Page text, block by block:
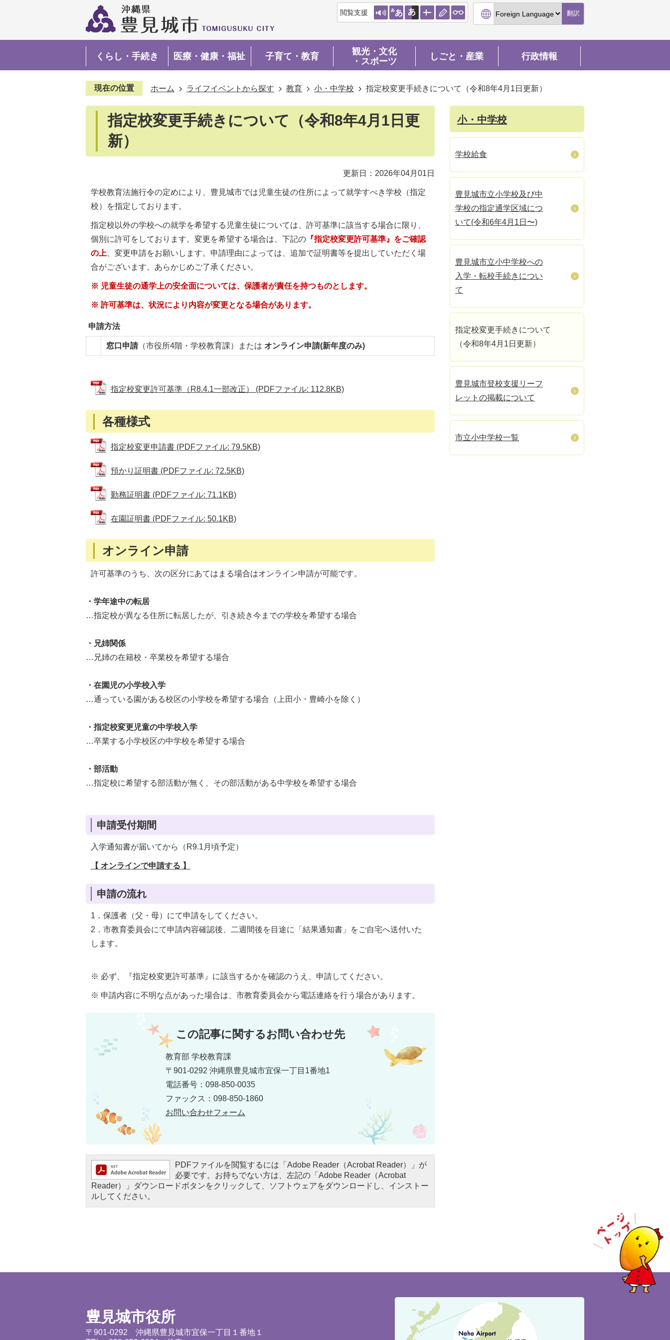
閲覧支援 翻訳
くらし・手続き 医療・健康・福祉 子育て・教育
観光・文化
・スポーツ
しごと・産業 行政情報
現在の位置 ホーム ライフイベントから探す 教育 小・中学校 指定校変更手続きについて（令和8年4月1日更新）
指定校変更手続きについて（令和8年4月1日更
新）
更新日：2026年04月01日
学校教育法施行令の定めにより、豊見城市では児童生徒の住所によって就学すべき学校（指定
校）を指定しております。
指定校以外の学校への就学を希望する児童生徒については、許可基準に該当する場合に限り、
個別に許可をしております。変更を希望する場合は、下記の 『指定校変更許可基準』をご確認
の上 、変更申請をお願いします。申請理由によっては、追加で証明書等を提出していただく場
合がございます。あらかじめご了承ください。
※ 児童生徒の通学上の安全面については、保護者が責任を持つものとします。
※ 許可基準は、状況により内容が変更となる場合があります。
申請方法
窓口申請（市役所4階・学校教育課）または オンライン申請(新年度のみ)
指定校変更許可基準（R8.4.1一部改正） (PDFファイル: 112.8KB)
各種様式
指定校変更申請書 (PDFファイル: 79.5KB)
預かり証明書 (PDFファイル: 72.5KB)
勤務証明書 (PDFファイル: 71.1KB)
在園証明書 (PDFファイル: 50.1KB)
オンライン申請
許可基準のうち、次の区分にあてはまる場合はオンライン申請が可能です。
・学年途中の転居
…指定校が異なる住所に転居したが、引き続き今までの学校を希望する場合
・兄姉関係
…兄姉の在籍校・卒業校を希望する場合
・在園児の小学校入学
…通っている園がある校区の小学校を希望する場合（上田小・豊崎小を除く）
・指定校変更児童の中学校入学
…卒業する小学校区の中学校を希望する場合
・部活動
…指定校に希望する部活動が無く、その部活動がある中学校を希望する場合
申請受付期間
入学通知書が届いてから（R9.1月頃予定）
【 オンラインで申請する 】
申請の流れ
1．保護者（父・母）にて申請をしてください。
2．市教育委員会にて申請内容確認後、二週間後を目途に「結果通知書」をご自宅へ送付いた
します。
※ 必ず、『指定校変更許可基準』に該当するかを確認のうえ、申請してください。
※ 申請内容に不明な点があった場合は、市教育委員会から電話連絡を行う場合があります。
この記事に関するお問い合わせ先
教育部 学校教育課
〒901-0292 沖縄県豊見城市宜保一丁目1番地1
電話番号：098-850-0035
ファックス：098-850-1860
お問い合わせフォーム
PDFファイルを閲覧するには「Adobe Reader（Acrobat Reader）」が
必要です。お持ちでない方は、左記の「Adobe Reader（Acrobat
Reader）」ダウンロードボタンをクリックして、ソフトウェアをダウンロードし、インストー
ルしてください。
小・中学校
学校給食
豊見城市立小学校及び中
学校の指定通学区域につ
いて(令和6年4月1日〜)
豊見城市立小中学校への
入学・転校手続きについ
て
指定校変更手続きについて
（令和8年4月1日更新）
豊見城市登校支援リーフ
レットの掲載について
市立小中学校一覧
豊見城市役所
〒901-0292 沖縄県豊見城市宜保一丁目１番地１